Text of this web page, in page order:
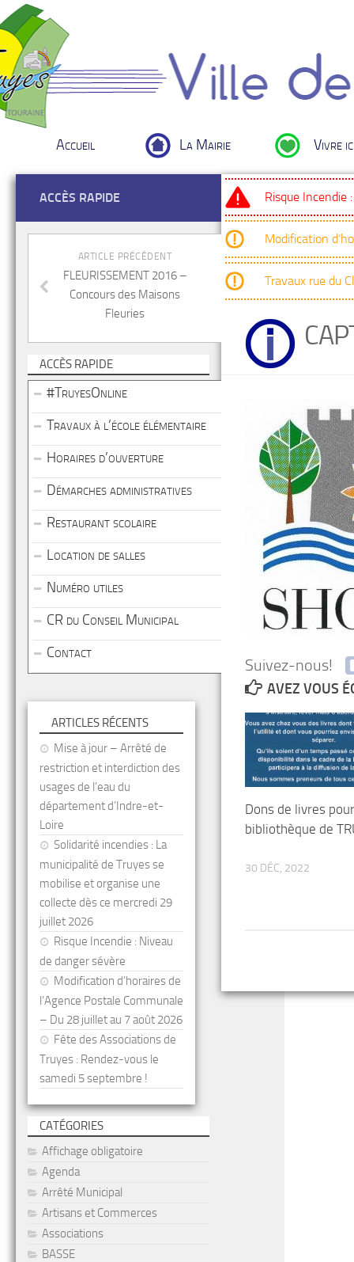
Accueil La Mairie Vivre
Risque Incendie
Modification
Travaux rue du
Suivez-nous!
AVEZ VOUS
Dons de livres
bibliothèque de
30 DÉC, 2022
ACCÈS RAPIDE
ARTICLE PRÉCÉDENT
FLEURISSEMENT 2016 –
Concours des Maisons
Fleuries
ACCÈS RAPIDE
#TruyesOnline
Travaux à l’école élémentaire
Horaires d’ouverture
Démarches administratives
Restaurant scolaire
Location de salles
Numéro utiles
CR du Conseil Municipal
Contact
ARTICLES RÉCENTS
Mise à jour – Arrêté de
restriction et interdiction des
usages de l’eau du
département d’Indre-et-
Loire
Solidarité incendies : La
municipalité de Truyes se
mobilise et organise une
collecte dès ce mercredi 29
juillet 2026
Risque Incendie : Niveau
de danger sévère
Modification d’horaires de
l’Agence Postale Communale
– Du 28 juillet au 7 août 2026
Fête des Associations de
Truyes : Rendez-vous le
samedi 5 septembre !
CATÉGORIES
Affichage obligatoire
Agenda
Arrêté Municipal
Artisans et Commerces
Associations
BASSE